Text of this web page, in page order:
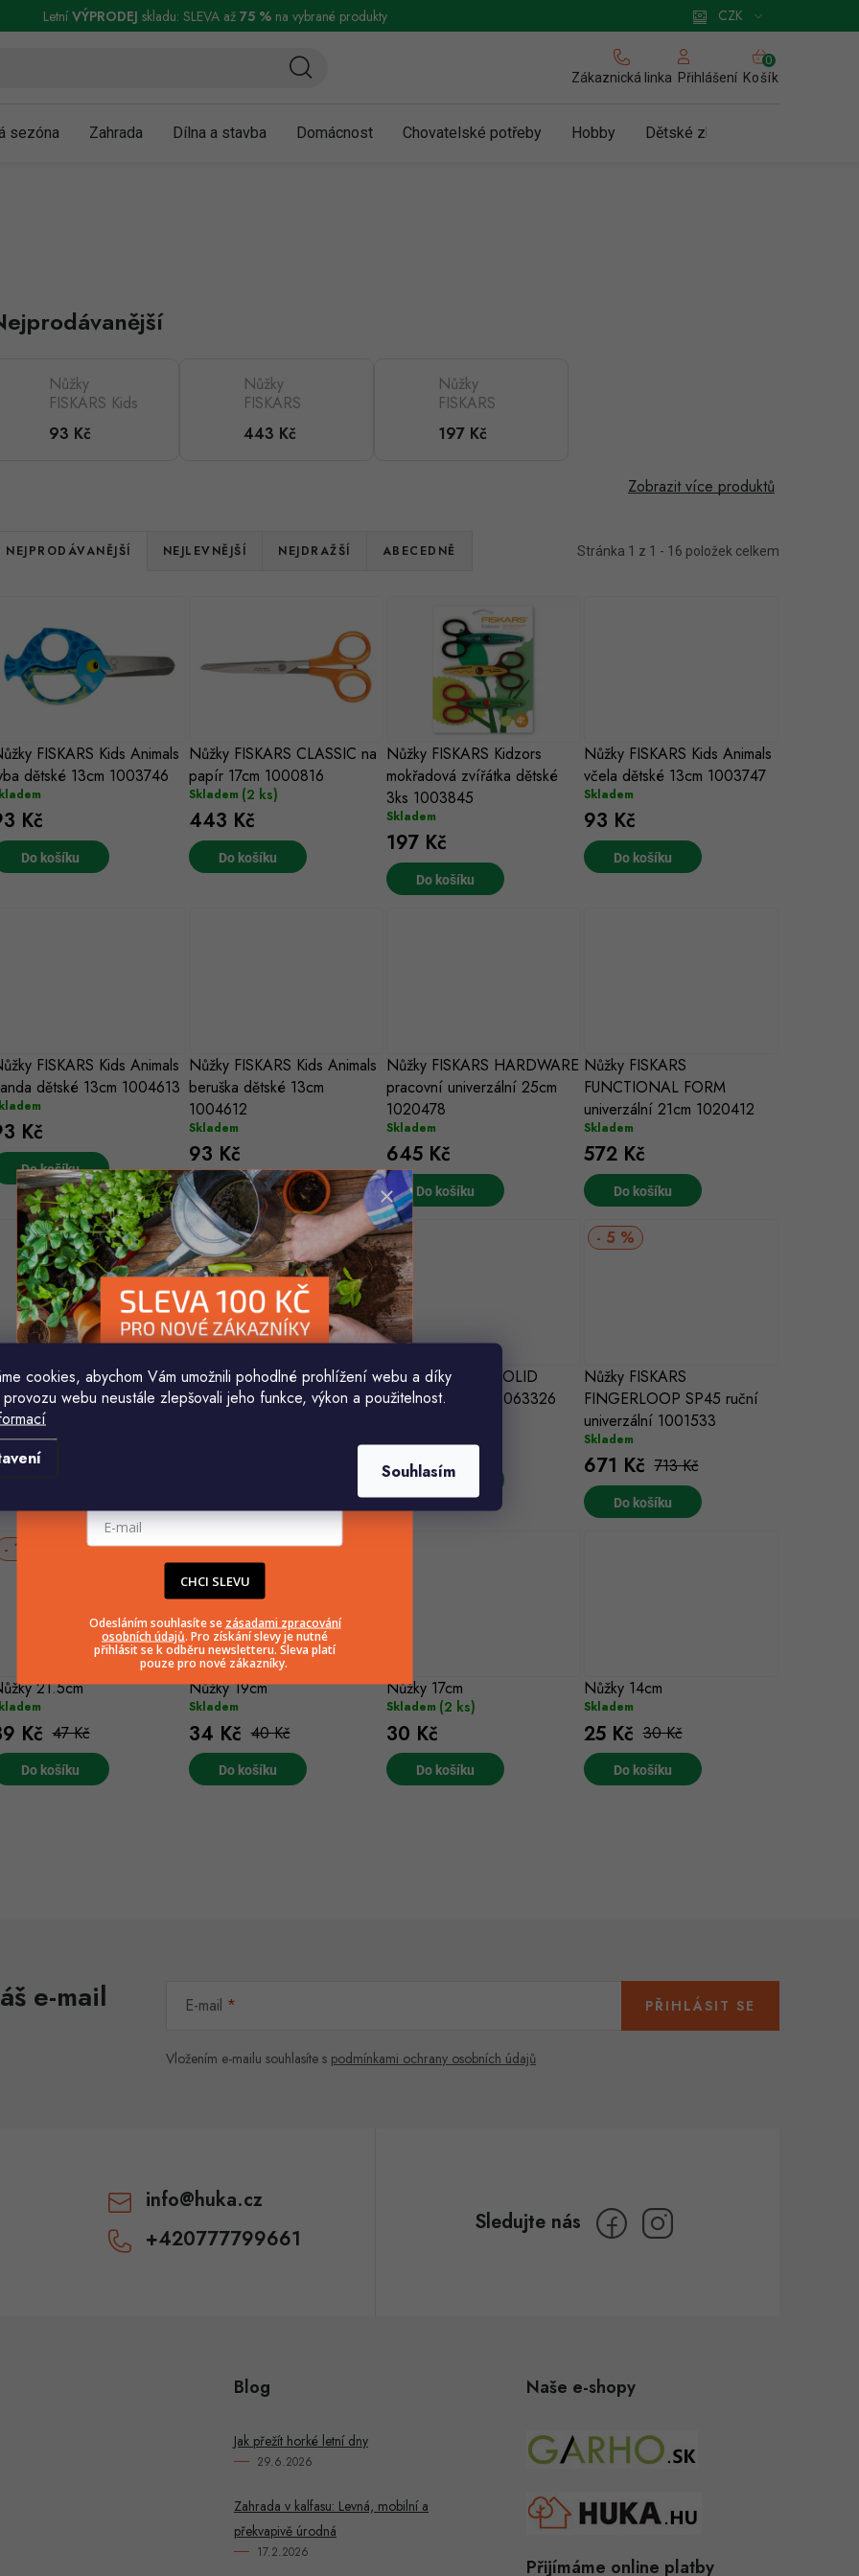
cookies, abychom Vám umožnili pohodlné prohlížení webu a díky
webu neustále zlepšovali jeho funkce, výkon a použitelnost.
Souhlasím
a reklamace Podmínky ochrany osobních údajů Obchodní podmínky pro podnikatele Zásady používání cookies
CZK
LetníVÝPRODEJ skladu: SLEVA až 75 %na vybrané produkty
Zákaznická linka Přihlášení
NÁKUPNÍ
KOŠÍK
Košík
sezóna Zahrada Dílna a stavba Domácnost Chovatelské potřeby Hobby Dětské zboží a hračky
Nůžky
FISKARS Kids
Animals ryba
dětské 13cm
93 Kč
Nůžky
FISKARS
CLASSIC na
papír 17cm
443 Kč
Nůžky
FISKARS
Kidzors
mokřadová
197 Kč
Zobrazit více produktů
Stránka 1 z 1 - 16 položek celkem
Ř
e
NEJPRODÁVANĚJŠÍ NEJLEVNĚJŠÍ NEJDRAŽŠÍ ABECEDNĚ
p
FISKARS Kids Animals
dětské 13cm 1003746
Kč
Do košíku
Nůžky FISKARS CLASSIC na
papír 17cm 1000816
Skladem (2 ks)
443 Kč
Do košíku
Nůžky FISKARS Kidzors
mokřadová zvířátka dětské
3ks 1003845
Skladem
197 Kč
Do košíku
Nůžky FISKARS Kids Animals
včela dětské 13cm 1003747
Skladem
93 Kč
Do košíku
FISKARS Kids Animals
dětské 13cm 1004613
Kč
Do košíku
Nůžky FISKARS Kids Animals
beruška dětské 13cm
1004612
Skladem
93 Kč
Do košíku
Nůžky FISKARS HARDWARE
pracovní univerzální 25cm
1020478
Skladem
645 Kč
Do košíku
Nůžky FISKARS
FUNCTIONAL FORM
univerzální 21cm 1020412
Skladem
572 Kč
Do košíku
FISKARS ESSENTIAL
21cm 1023817
Kč
Nůžky FISKARS CLASSIC
dětské oblé pro praváky 13cm
Nůžky FISKARS SOLID
SP220 na byliny 1063326
322 Kč
Do košíku
Nůžky FISKARS
FINGERLOOP SP45 ruční
univerzální 1001533
5 %
Skladem
671 Kč 713 Kč
Do košíku
21.5cm
17 %
Kč 47 Kč
Do košíku
Nůžky 19cm
15 %
Skladem
34 Kč 40 Kč
Do košíku
Nůžky 17cm
Skladem (2 ks)
30 Kč
Do košíku
Nůžky 14cm
Skladem
25 Kč 30 Kč
Do košíku
e-mail E-mail
Vložením e-mailu souhlasíte s podmínkami ochrany osobních údajů
PŘIHLÁSIT SE
info@huka.cz
+420777799661
Blog
Jak přežít horké letní dny
29.6.2026
Zahrada v kalfasu: Levná, mobilní a
překvapivě úrodná
17.2.2026
Naše e-shopy
Přijímáme online platby
CHCI SLEVU
Odesláním souhlasíte se zásadami zpracování
osobních údajů. Pro získání slevy je nutné
přihlásit se k odběru newsletteru. Sleva platí
pouze pro nové zákazníky.